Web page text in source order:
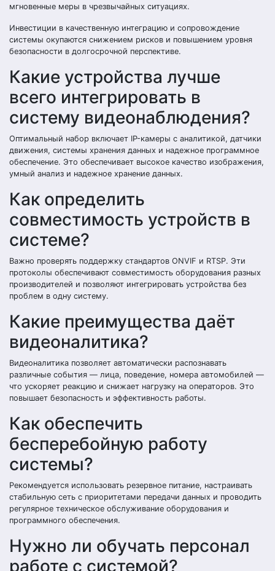
мгновенные меры в чрезвычайных ситуациях.
Инвестиции в качественную интеграцию и сопровождение
системы окупаются снижением рисков и повышением уровня
безопасности в долгосрочной перспективе.
Какие устройства лучше
всего интегрировать в
систему видеонаблюдения?
Оптимальный набор включает IP-камеры с аналитикой, датчики
движения, системы хранения данных и надежное программное
обеспечение. Это обеспечивает высокое качество изображения,
умный анализ и надежное хранение данных.
Как определить
совместимость устройств в
системе?
Важно проверять поддержку стандартов ONVIF и RTSP. Эти
протоколы обеспечивают совместимость оборудования разных
производителей и позволяют интегрировать устройства без
проблем в одну систему.
Какие преимущества даёт
видеоналитика?
Видеоналитика позволяет автоматически распознавать
различные события — лица, поведение, номера автомобилей —
что ускоряет реакцию и снижает нагрузку на операторов. Это
повышает безопасность и эффективность работы.
Как обеспечить
бесперебойную работу
системы?
Рекомендуется использовать резервное питание, настраивать
стабильную сеть с приоритетами передачи данных и проводить
регулярное техническое обслуживание оборудования и
программного обеспечения.
Нужно ли обучать персонал
работе с системой?